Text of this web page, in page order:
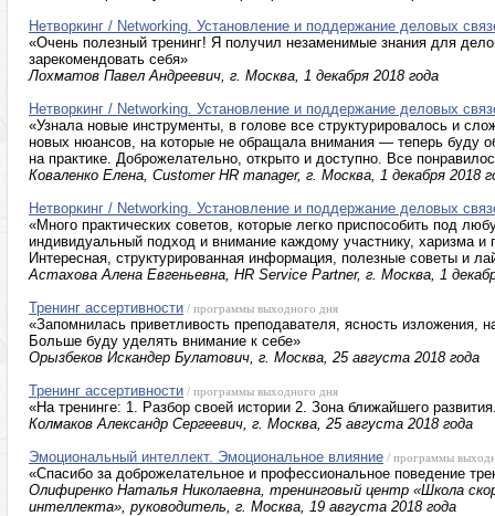
Нетворкинг / Networking. Установление и поддержание деловых
«Очень полезный тренинг! Я получил незаменимые знания для
зарекомендовать себя»
Лохматов Павел Андреевич, г. Москва, 1 декабря 2018 года
Нетворкинг / Networking. Установление и поддержание деловых
«Узнала новые инструменты, в голове все структурировалось и
новых нюансов, на которые не обращала внимания — теперь буду
на практике. Доброжелательно, открыто и доступно. Все
Коваленко Елена, Сustomer HR manager, г. Москва, 1 декабря 2018
Нетворкинг / Networking. Установление и поддержание деловых
«Много практических советов, которые легко приспособить под
индивидуальный подход и внимание каждому участнику, харизма
Интересная, структурированная информация, полезные советы и
Астахова Алена Евгеньевна, HR Service Partner, г. Москва, 1
Тренинг ассертивности / программы выходного дня
«Запомнилась приветливость преподавателя, ясность изложения,
Больше буду уделять внимание к себе»
Орызбеков Искандер Булатович, г. Москва, 25 августа 2018 года
Тренинг ассертивности / программы выходного дня
«На тренинге: 1. Разбор своей истории 2. Зона ближайшего
Колмаков Александр Сергеевич, г. Москва, 25 августа 2018 года
Эмоциональный интеллект. Эмоциональное влияние / программы
«Спасибо за доброжелательное и профессиональное поведение
Олифиренко Наталья Николаевна, тренинговый центр «Школа
интеллекта», руководитель, г. Москва, 19 августа 2018 года